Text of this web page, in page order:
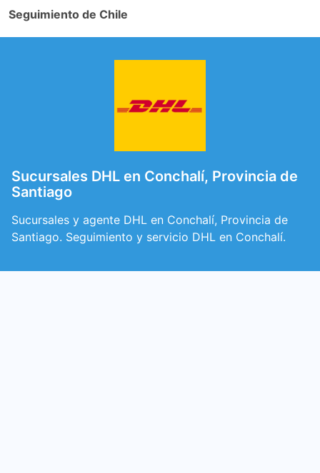
Seguimiento de Chile
Sucursales DHL en Conchalí, Provincia de
Santiago
Sucursales y agente DHL en Conchalí, Provincia de
Santiago. Seguimiento y servicio DHL en Conchalí.